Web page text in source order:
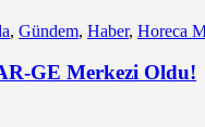
, Gündem, Haber, Horeca
GE Merkezi Oldu!